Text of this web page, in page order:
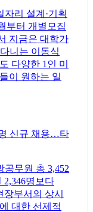
리 설계·기획
부터 개별모집
지금은 대학가
니는 이동식
다양한 1인 미
이 원하는 일
신규 채용…타
공무원 총 3,452
2,346명보다
장부서의 상시
대한 선제적